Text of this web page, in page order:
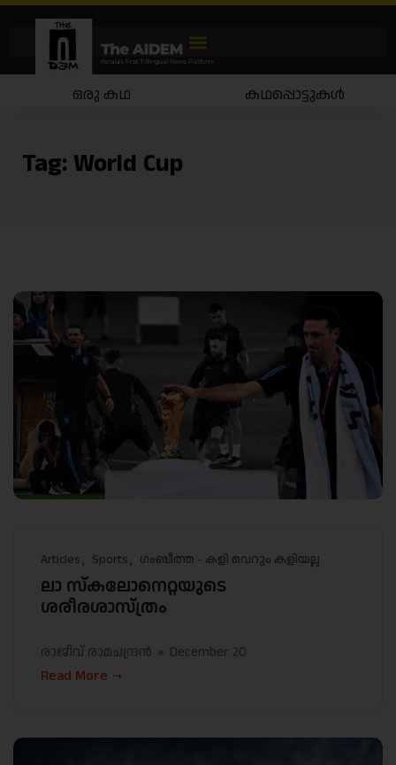
ഒരു കഥ കഥപ്പൊട്ടുകൾ
Tag: World Cup
Articles Sports ഗംബീത്ത - കളി വെറും കളിയല്ല
ലാ സ്‌കലോനെറ്റയുടെ
ശരീരശാസ്ത്രം
രാജീവ് രാമചന്ദ്രൻ December 20
Read More